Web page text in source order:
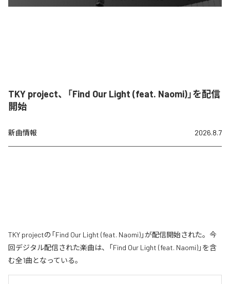
TKY project、「Find Our Light (feat. Naomi)」を配信
開始
新曲情報 2026.8.7
TKY projectの「Find Our Light (feat. Naomi)」が配信開始された。今
回デジタル配信された楽曲は、「Find Our Light (feat. Naomi)」を含
む全1曲となっている。